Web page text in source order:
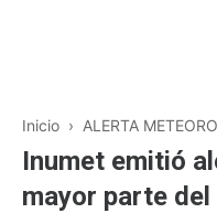
Inicio › ALERTA
Inumet emitió
mayor parte del